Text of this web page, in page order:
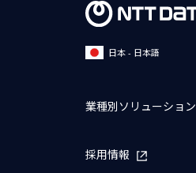
日本 - 日本語
業種別ソリューション
採用情報